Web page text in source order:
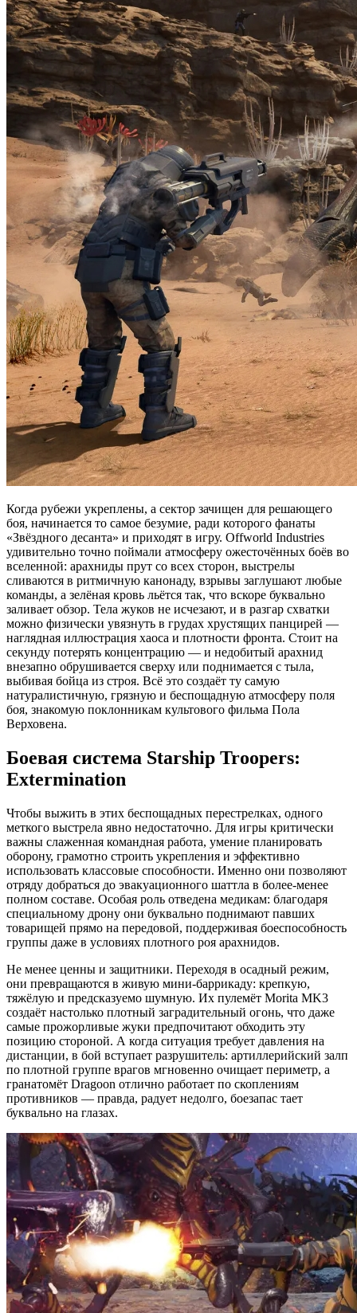
Когда рубежи укреплены, а сектор зачищен для решающего
боя, начинается то самое безумие, ради которого фанаты
«Звёздного десанта» и приходят в игру. Offworld Industries
удивительно точно поймали атмосферу ожесточённых боёв во
вселенной: арахниды прут со всех сторон, выстрелы
сливаются в ритмичную канонаду, взрывы заглушают любые
команды, а зелёная кровь льётся так, что вскоре буквально
заливает обзор. Тела жуков не исчезают, и в разгар схватки
можно физически увязнуть в грудах хрустящих панцирей —
наглядная иллюстрация хаоса и плотности фронта. Стоит на
секунду потерять концентрацию — и недобитый арахнид
внезапно обрушивается сверху или поднимается с тыла,
выбивая бойца из строя. Всё это создаёт ту самую
натуралистичную, грязную и беспощадную атмосферу поля
боя, знакомую поклонникам культового фильма Пола
Верховена.
Боевая система Starship Troopers:
Extermination
Чтобы выжить в этих беспощадных перестрелках, одного
меткого выстрела явно недостаточно. Для игры критически
важны слаженная командная работа, умение планировать
оборону, грамотно строить укрепления и эффективно
использовать классовые способности. Именно они позволяют
отряду добраться до эвакуационного шаттла в более-менее
полном составе. Особая роль отведена медикам: благодаря
специальному дрону они буквально поднимают павших
товарищей прямо на передовой, поддерживая боеспособность
группы даже в условиях плотного роя арахнидов.
Не менее ценны и защитники. Переходя в осадный режим,
они превращаются в живую мини-баррикаду: крепкую,
тяжёлую и предсказуемо шумную. Их пулемёт Morita MK3
создаёт настолько плотный заградительный огонь, что даже
самые прожорливые жуки предпочитают обходить эту
позицию стороной. А когда ситуация требует давления на
дистанции, в бой вступает разрушитель: артиллерийский залп
по плотной группе врагов мгновенно очищает периметр, а
гранатомёт Dragoon отлично работает по скоплениям
противников — правда, радует недолго, боезапас тает
буквально на глазах.